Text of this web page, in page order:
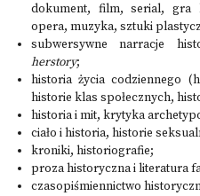
dokument, film, serial, gra
opera, muzyka, sztuki
subwersywne narracje
herstory;
historia życia codziennego
historie klas społecznych,
historia i mit, krytyka
ciało i historia, historie
kroniki, historiografie;
proza historyczna i literatura
czasopiśmiennictwo